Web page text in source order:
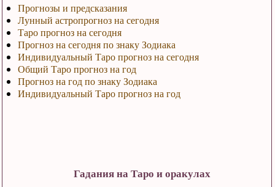
Прогнозы и предсказания
Лунный астропрогноз на сегодня
Таро прогноз на сегодня
Прогноз на сегодня по знаку Зодиака
Индивидуальный Таро прогноз на сегодня
Общий Таро прогноз на год
Прогноз на год по знаку Зодиака
Индивидуальный Таро прогноз на год
Гадания на Таро и оракулах